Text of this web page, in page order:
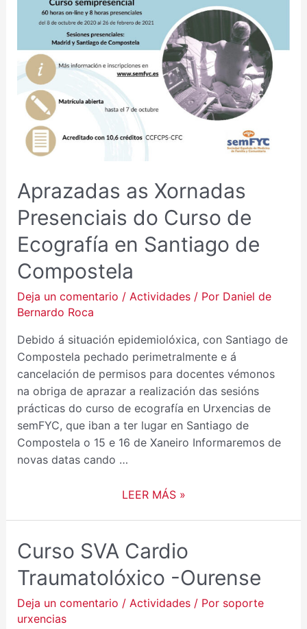
Aprazadas as Xornadas
Presenciais do Curso de
Ecografía en Santiago de
Compostela
Deja un comentario / Actividades/ Por Daniel de
Bernardo Roca
Debido á situación epidemiolóxica, con Santiago de
Compostela pechado perimetralmente e á
cancelación de permisos para docentes vémonos
na obriga de aprazar a realización das sesións
prácticas do curso de ecografía en Urxencias de
semFYC, que iban a ter lugar en Santiago de
Compostela o 15 e 16 de Xaneiro Informaremos de
novas datas cando …
XORNADAS
PRESENCIAIS
DO
CURSO
DE
ECOGRAFÍA
EN
SANTIAGO
COMPOSTELA
LEER MÁS »
Curso SVA Cardio
Traumatolóxico -Ourense
Deja un comentario / Actividades/ Por soporte
urxencias